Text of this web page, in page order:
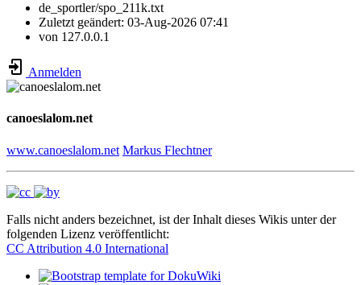
de_sportler/spo_211k.txt
Zuletzt geändert: 03-Aug-2026 07:41
von 127.0.0.1
Anmelden
canoeslalom.net
www.canoeslalom.net Markus Flechtner
Falls nicht anders bezeichnet, ist der Inhalt dieses Wikis unter der
folgenden Lizenz veröffentlicht:
CC Attribution 4.0 International